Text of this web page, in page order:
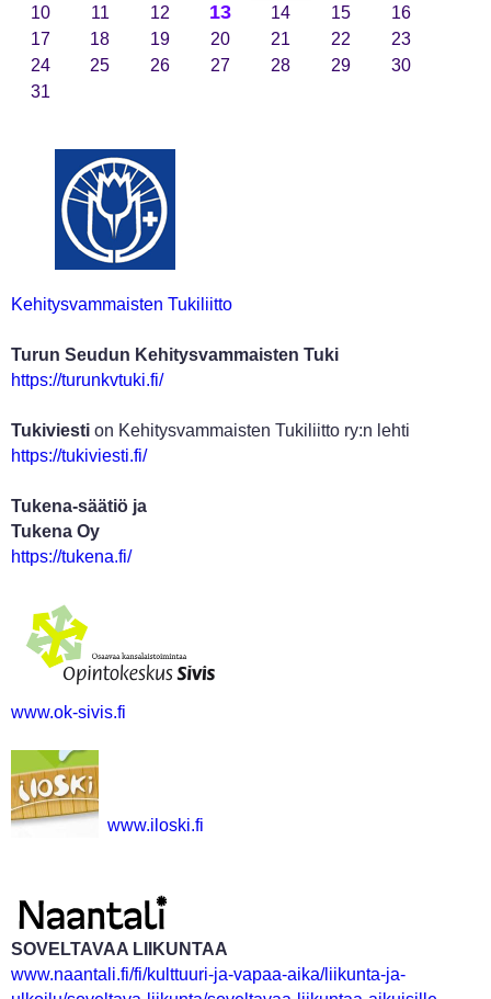
10
11 12 13 14 15
16
17
18 19 20 21 22
23
24
25 26 27 28 29
30
31
Kehitysvammaisten Tukiliitto
Turun Seudun Kehitysvammaisten Tuki
https://turunkvtuki.fi/
Tukiviesti on Kehitysvammaisten Tukiliitto ry:n lehti
https://tukiviesti.fi/
Tukena-säätiö ja
Tukena Oy
https://tukena.fi/
www.ok-sivis.fi
www.iloski.fi
SOVELTAVAA LIIKUNTAA
www.naantali.fi/fi/kulttuuri-ja-vapaa-aika/liikunta-ja-